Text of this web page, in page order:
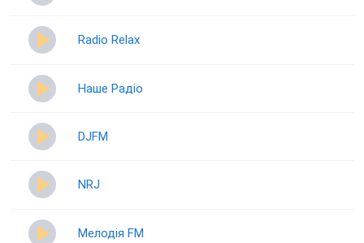
Radio Relax
Наше Радіо
DJFM
NRJ
Мелодія FM